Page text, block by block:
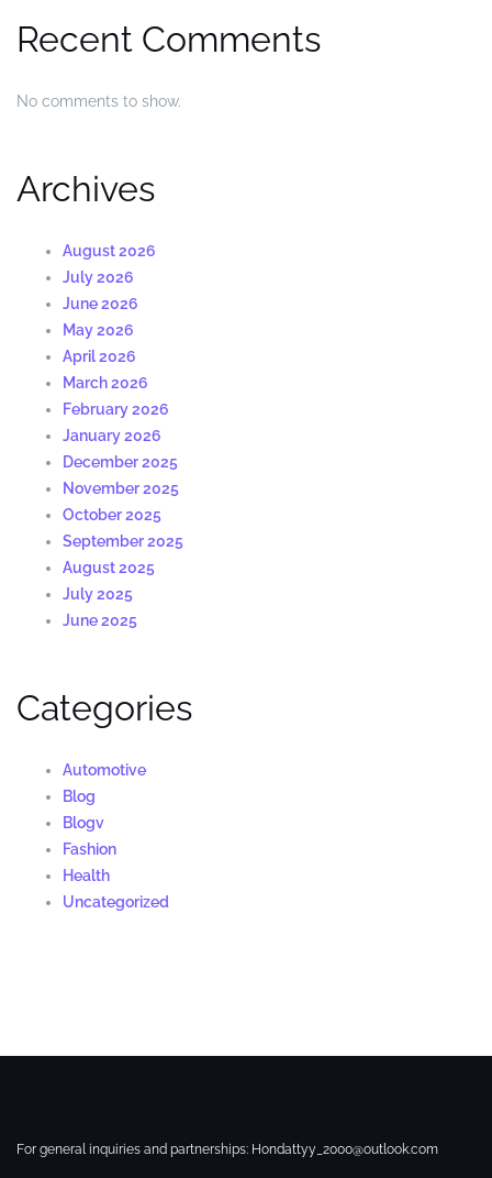
Recent Comments
No comments to show.
Archives
August 2026
July 2026
June 2026
May 2026
April 2026
March 2026
February 2026
January 2026
December 2025
November 2025
October 2025
September 2025
August 2025
July 2025
June 2025
Categories
Automotive
Blog
Blogv
Fashion
Health
Uncategorized
For general inquiries and partnerships: Hondattyy_2000@outlook.com